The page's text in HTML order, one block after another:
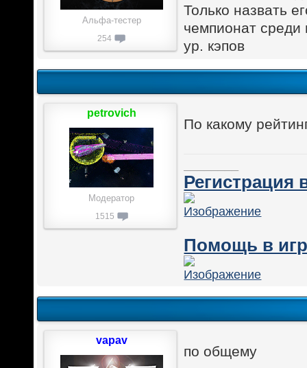
Только назвать
чемпионат среди
ур. кэпов
Альфа-тестер
254
По какому
Регистрация
Помощь в
petrovich
Модератор
1515
по общему
vapav